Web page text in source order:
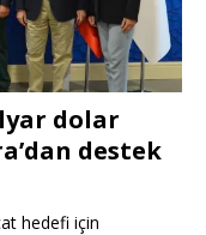
dolar
destek
hedefi için